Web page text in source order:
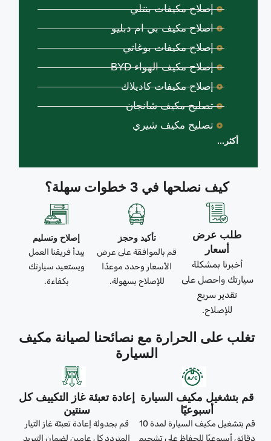
كيف نصلحها في 3 خطوات سهلة؟
طلب عرض
أسعار
أخبرنا بمشكلة
سيارتك واحصل على
تقدير سريع
للإصلاح.
تأكيد وحجز
قم بالموافقة على عرض
الأسعار وحدد موعدًا
للإصلاح بسهولة.
إصلاح وتسليم
يبدأ فريقنا العمل
ويستعيد سيارتك
بكفاءة.
تغلب على الحرارة مع نصائحنا لصيانة مكيف
السيارة
قم بتشغيل مكيف السيارة
أسبوعيًا
قم بتشغيل مكيف السيارة لمدة 10
دقائق أسبوعيًا للحفاظ على تشحيم
إعادة تعبئة غاز التكييف كل
سنتين
قم بجدولة إعادة تعبئة غاز التيار
المتردد كل عامين لضمان التبريد
إصلاح مكيفات بنتلي
اصلاح مكيف بي ام دبليو
إصلاح مكيفات بوغاتي
إصلاح مكيف الهواء BYD
إصلاح مكيفات كاديلاك
تصليح مكيف شانجان
تصليح مكيف شيري
أكثر...